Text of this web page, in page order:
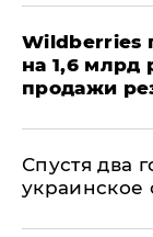
​Wildberries
на 1,6 млрд
продажи
Спустя два
украинское